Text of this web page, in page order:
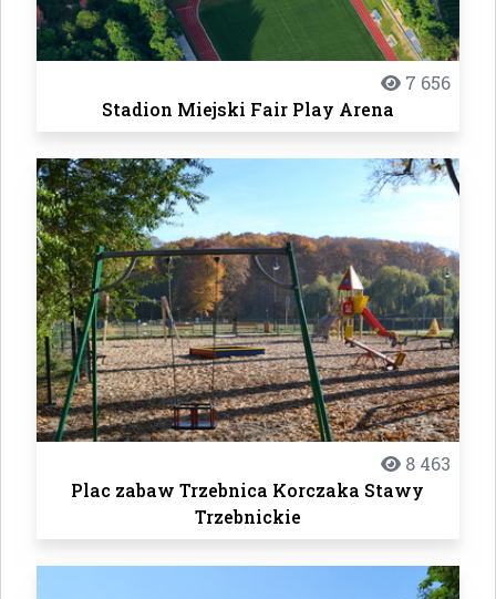
7 656
Stadion Miejski Fair Play Arena
8 463
Plac zabaw Trzebnica Korczaka Stawy
Trzebnickie